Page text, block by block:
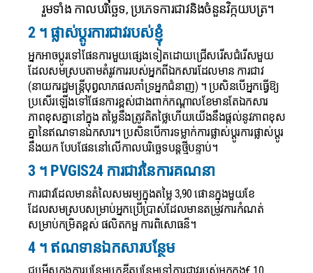
រួមទាំង កាលបរិច្ឆេទ, ប្រភេទការជាវនិងចំនួនវិក្កយបត្រ។
2 ។ ផ្លាស់ប្តូរការជាវរបស់ខ្ញុំ
អ្នកអាចប្តូរទៅផែនការមួយផ្សេងទៀតដោយជ្រើសរើសជំរើសមួយ
ដែលសមស្របតាមតំរូវការរបស់អ្នកពីឯកសារដែលមាន ការជាវ
(នាយករដ្ឋមន្រ្តីបុព្វលាភផលគាំទ្រអ្នកជំនាញ) ។ ប្រសិនបើអ្នកធ្វើឱ្យ
ប្រសើរឡើងទៅផែនការខ្ពស់ជាងពាក់កណ្តាលខែមានតែឯកសារ
ភាពខុសគ្នានៅក្នុង តម្លៃនឹងត្រូវគិតថ្លៃហើយយើងនឹងផ្តល់នូវភាពខុស
គ្នានៃឥណទានឯកសារ។ ប្រសិនបើការទម្លាក់ការផ្លាស់ប្តូរការផ្លាស់ប្តូរ
នឹងយក បែបផែននៅលើកាលបរិច្ឆេទបន្តថ្មីបន្ទាប់។
3 ។ PVGIS24 ការជាវនៃការគណនា
ការជាវដែលមានតំលៃសមរម្យក្នុងតម្លៃ 3,90 ផោនក្នុងមួយខែ
ដែលសមស្របសម្រាប់អ្នកប្រើប្រាស់ដែលមានតម្រូវការកំណត់
សម្រាប់កម្រិតខ្ពស់ ផលិតកម្ផ ការពិសោធន៏។
4 ។ ឥណទានឯកសារបន្ថែម